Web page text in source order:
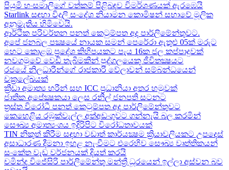
පියුමි හංසමාලිගේ වත්කම් පිළිබඳව විමර්ශණයක් ඇරඹෙයි
Starlink සඳහා විදුලි සංදේශ නියාමන කොමිෂන් සභාවේ මූලික
අනුමැතිය හිමිවෙයි.
ආර්ථික පරිවර්තන පනත් කෙටුම්පත අද පාර්ලිමේන්තුවට.
අපේ ජනබල පක්‍ෂයේ නායක සමන් පෙරේරා ඇතුළු 05ක් මරුට​
හෙට කොළඹ ප්‍රදේශ කිහිපයකට පැය 16ක ජල කප්පාදුවක්
නවගමුවේ වෙඩි තැබීමකින් පුද්ගලයෙකු ජීවිතක්‍ෂයට​
රජයේ නිලධාරීන්ගේ රාජකාරි වේලාවන් සම්බන්ධයෙන්
චක්‍රලේඛයක්
ක්‍රීඩා අමාත්‍ය හරීන් සහ​ ICC ප්‍රධානියා අතර හමුවක්
ජාතික අපේක්‍ෂකයා ලෙස රනිල් ජනපති සටනට​
ත්‍රස්ත විරෝධී පනත් කෙටුම්පත අද පාර්ලිමේන්තුවට​
කෙහෙළිය රඹුක්වැල්ල අත්අඩංගුවට ගන්නැයි බල කරමින්
සෞඛ්‍ය අමාත්‍යංශය ඉදිරිපිට විරෝධතාවයක්
TIN නිකුත් කිරීම සඳහා වඩාත් කාර්යක්‍ෂම ක්‍රියාවලියකට උපදෙස්
අසාධාරණ දීමනා ඉහළ නැංවීමට එරෙහිව සෞඛ්‍ය වෘත්තිකයන්
සංකේත වැඩ වර්ජනයක් දියත් කරයි
චමින්ද විජේසිරි පාර්ලිමේන්තු මන්ත්‍රී ධූරයෙන් ඉල්ලා අස්වන බව